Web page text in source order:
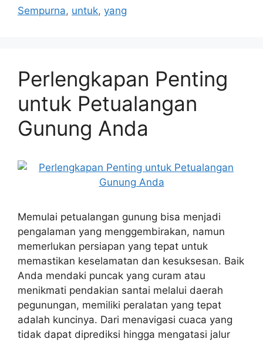
Sempurna, untuk, yang
Perlengkapan Penting
untuk Petualangan
Gunung Anda
Memulai petualangan gunung bisa menjadi
pengalaman yang menggembirakan, namun
memerlukan persiapan yang tepat untuk
memastikan keselamatan dan kesuksesan. Baik
Anda mendaki puncak yang curam atau
menikmati pendakian santai melalui daerah
pegunungan, memiliki peralatan yang tepat
adalah kuncinya. Dari menavigasi cuaca yang
tidak dapat diprediksi hingga mengatasi jalur